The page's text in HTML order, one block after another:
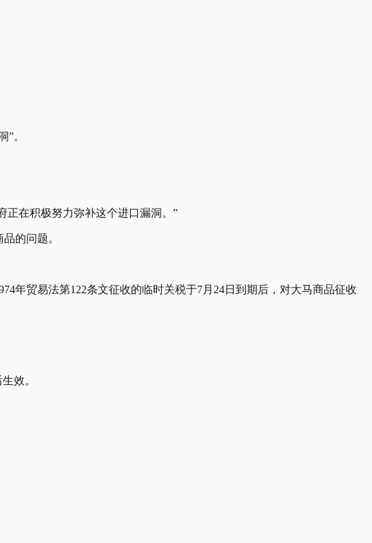
”。
正在积极努力弥补这个进口漏洞。”
的问题。
年贸易法第122条文征收的临时关税于7月24日到期后，对大马商品征收
效。